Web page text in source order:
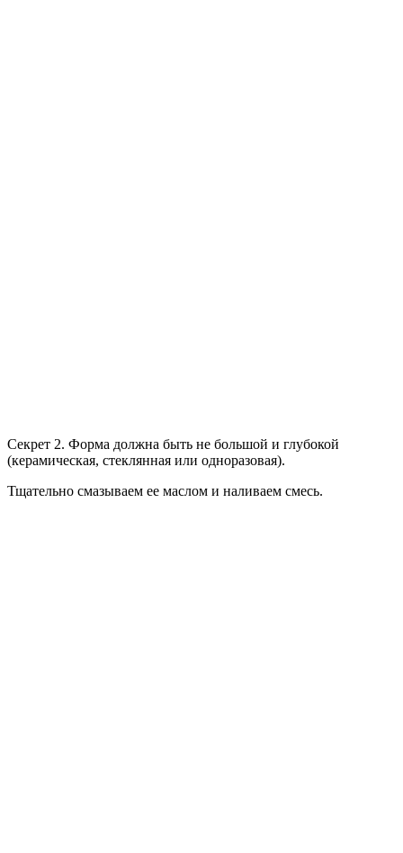
Секрет 2. Форма должна быть не большой и глубокой
(керамическая, стеклянная или одноразовая).
Тщательно смазываем ее маслом и наливаем смесь.